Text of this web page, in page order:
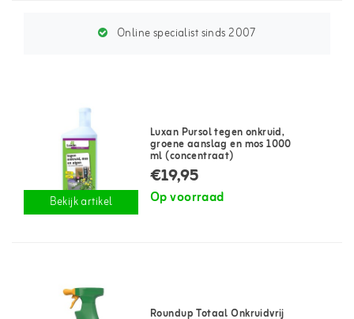
Online specialist sinds 2007
Bekijk artikel
Luxan Pursol tegen onkruid,
groene aanslag en mos 1000
ml (concentraat)
€19,95
Op voorraad
Roundup Totaal Onkruidvrij